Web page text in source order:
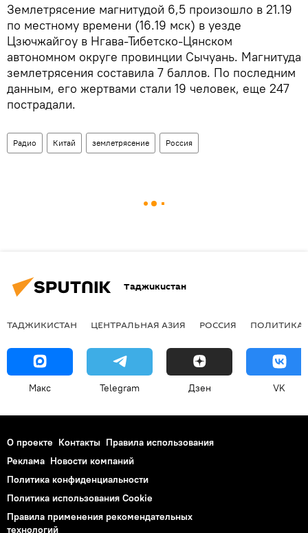
Землетрясение магнитудой 6,5 произошло в 21.19
по местному времени (16.19 мск) в уезде
Цзючжайгоу в Нгава-Тибетско-Цянском
автономном округе провинции Сычуань. Магнитуда
землетрясения составила 7 баллов. По последним
данным, его жертвами стали 19 человек, еще 247
пострадали.
Радио Китай землетрясение Россия
Таджикистан
ТАДЖИКИСТАН ЦЕНТРАЛЬНАЯ АЗИЯ РОССИЯ ПОЛИТИКА
Макс Telegram Дзен VK
О проекте Контакты Правила использования
Реклама Новости компаний
Политика конфиденциальности
Политика использования Cookie
Правила применения рекомендательных
технологий